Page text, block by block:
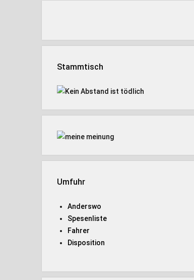
Stammtisch
Umfuhr
Anderswo
Spesenliste
Fahrer
Disposition